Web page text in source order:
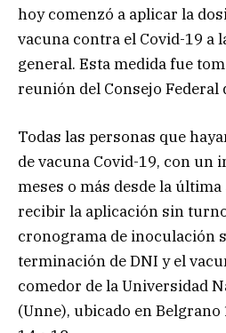
hoy comenzó a aplicar la
vacuna contra el Covid-19 a
general. Esta medida fue
reunión del Consejo Federal
Todas las personas que
de vacuna Covid-19, con un
meses o más desde la
recibir la aplicación sin
cronograma de inoculación
terminación de DNI y el
comedor de la Universidad
(Unne), ubicado en Belgrano